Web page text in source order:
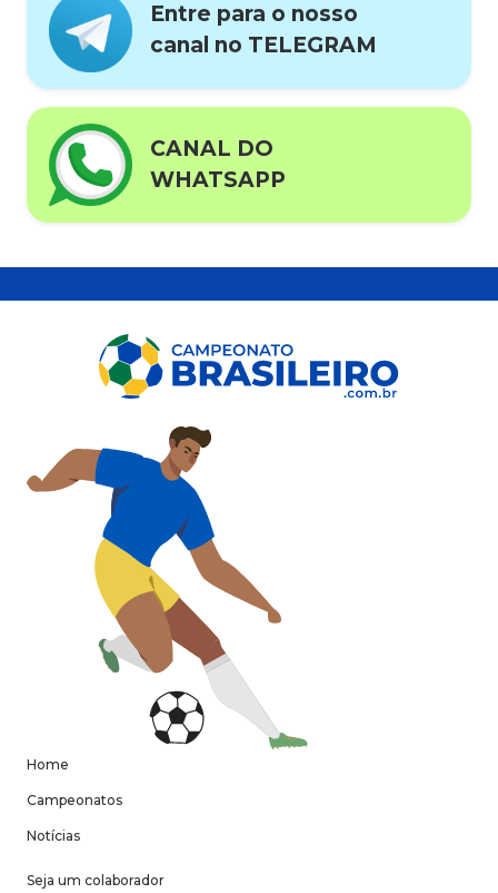
Entre para o nosso
canal no TELEGRAM
CANAL DO
WHATSAPP
Home
Campeonatos
Notícias
Seja um colaborador